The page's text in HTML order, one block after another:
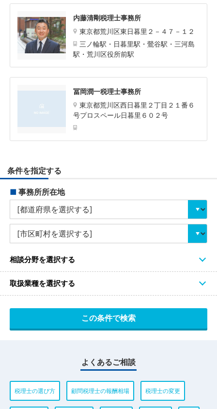
内藤清剛税理士事務所
東京都荒川区東日暮里２－４７－１２
三ノ輪駅・日暮里駅・鶯谷駅・三河島
駅・荒川区役所前駅
冨岡潤一税理士事務所
東京都荒川区西日暮里２丁目２１番６
号プロスペール日暮里６０２号
条件を指定する
■ 事務所所在地
相談分野を選択する
取扱業種を選択する
よくあるご相談
税理士の選び方 顧問税理士の報酬相場 税理士の変更